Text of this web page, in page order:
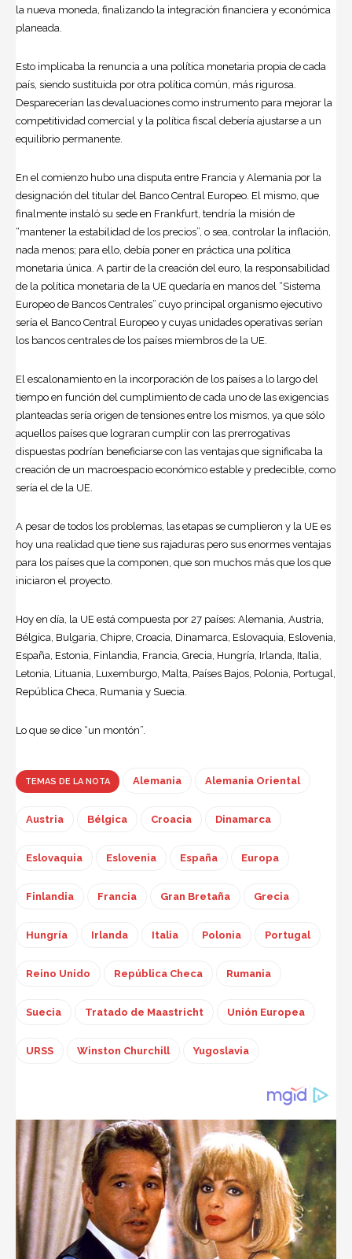
la nueva moneda, finalizando la integración financiera y económica
planeada.
Esto implicaba la renuncia a una política monetaria propia de cada
país, siendo sustituida por otra política común, más rigurosa.
Desparecerían las devaluaciones como instrumento para mejorar la
competitividad comercial y la política fiscal debería ajustarse a un
equilibrio permanente.
En el comienzo hubo una disputa entre Francia y Alemania por la
designación del titular del Banco Central Europeo. El mismo, que
finalmente instaló su sede en Frankfurt, tendría la misión de
“mantener la estabilidad de los precios”, o sea, controlar la inflación,
nada menos; para ello, debía poner en práctica una política
monetaria única. A partir de la creación del euro, la responsabilidad
de la política monetaria de la UE quedaría en manos del “Sistema
Europeo de Bancos Centrales” cuyo principal organismo ejecutivo
sería el Banco Central Europeo y cuyas unidades operativas serían
los bancos centrales de los países miembros de la UE.
El escalonamiento en la incorporación de los países a lo largo del
tiempo en función del cumplimiento de cada uno de las exigencias
planteadas sería origen de tensiones entre los mismos, ya que sólo
aquellos países que lograran cumplir con las prerrogativas
dispuestas podrían beneficiarse con las ventajas que significaba la
creación de un macroespacio económico estable y predecible, como
sería el de la UE.
A pesar de todos los problemas, las etapas se cumplieron y la UE es
hoy una realidad que tiene sus rajaduras pero sus enormes ventajas
para los países que la componen, que son muchos más que los que
iniciaron el proyecto.
Hoy en día, la UE está compuesta por 27 países: Alemania, Austria
Bélgica, Bulgaria, Chipre, Croacia, Dinamarca, Eslovaquia, Eslovenia,
España, Estonia, Finlandia, Francia, Grecia, Hungría, Irlanda, Italia,
Letonia, Lituania, Luxemburgo, Malta, Países Bajos, Polonia, Portugal,
República Checa, Rumania y Suecia.
Lo que se dice “un montón”.
TEMAS DE LA NOTA Alemania Alemania Oriental
Austria Bélgica Croacia Dinamarca
Eslovaquia Eslovenia España Europa
Finlandia Francia Gran Bretaña Grecia
Hungría Irlanda Italia Polonia Portugal
Reino Unido República Checa Rumania
Suecia Tratado de Maastricht Unión Europea
URSS Winston Churchill Yugoslavia